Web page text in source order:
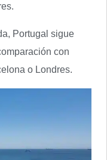
Portugal sigue
con
o Londres.